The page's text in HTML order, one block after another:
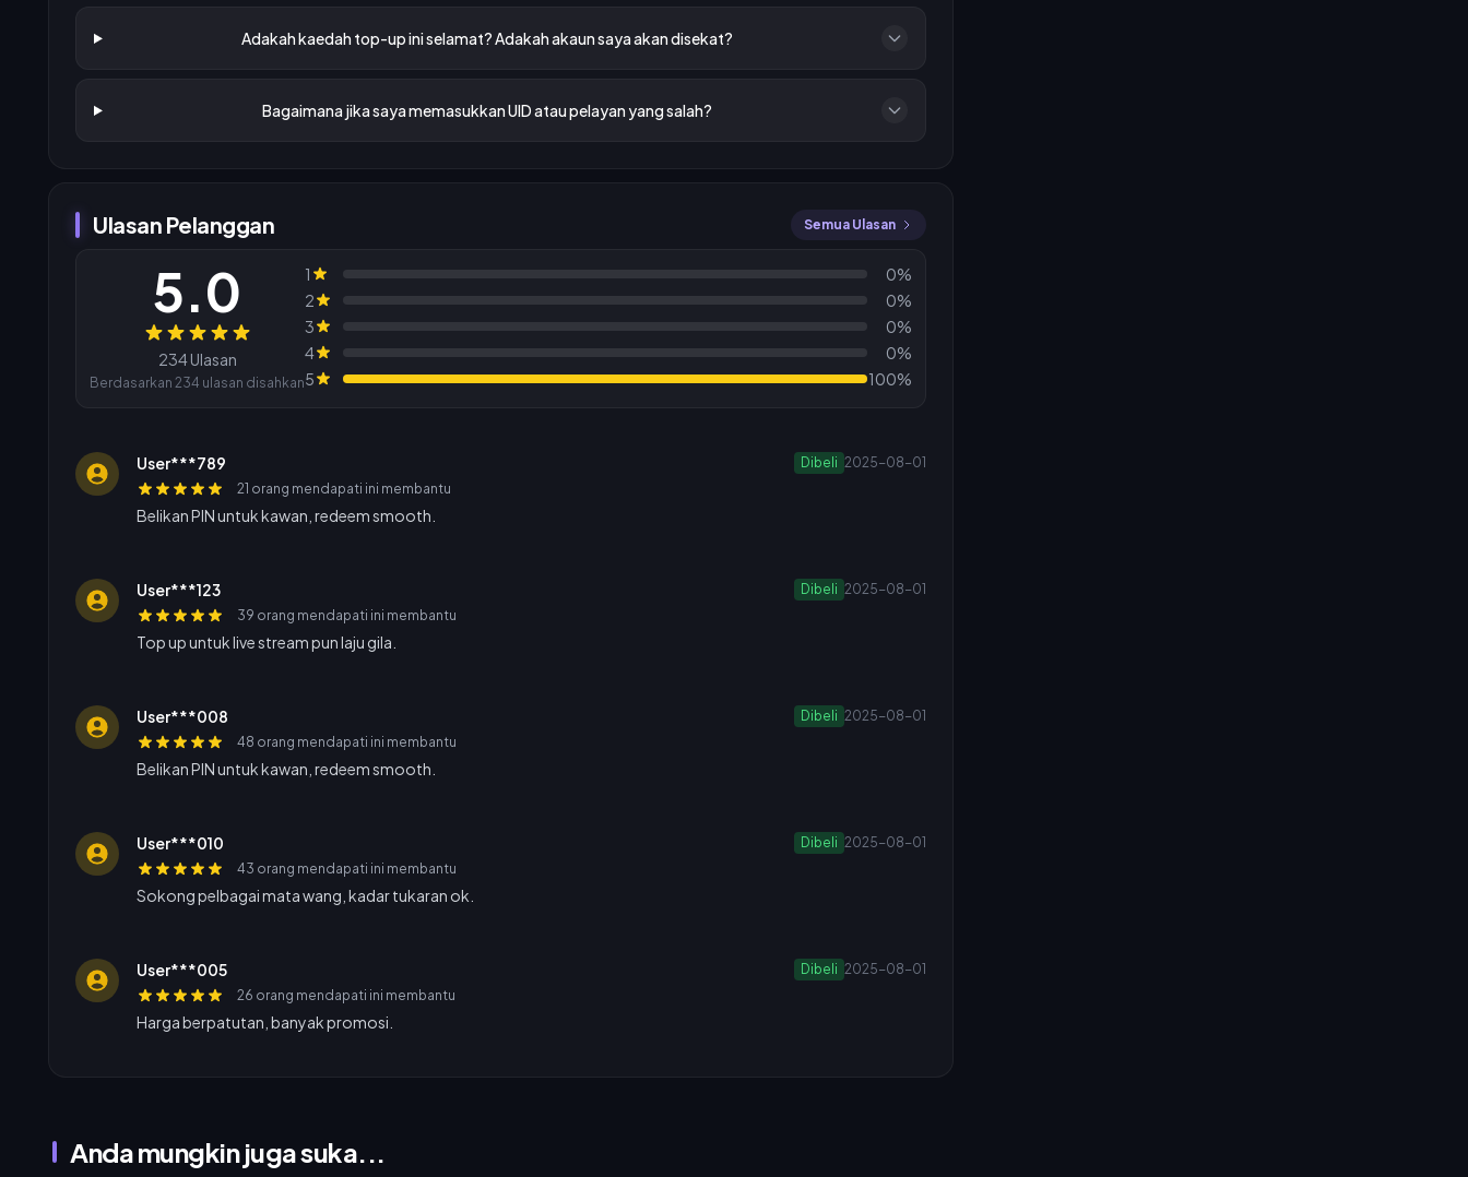
Adakah kaedah top-up ini selamat? Adakah akaun saya akan disekat?
Bagaimana jika saya memasukkan UID atau pelayan yang salah?
Ulasan Pelanggan Semua Ulasan
5.0
234 Ulasan
Berdasarkan 234 ulasan disahkan
1
0%
2
0%
3
0%
4
0%
5
100%
User***789 Dibeli 2025-08-01
21 orang mendapati ini membantu
Belikan PIN untuk kawan, redeem smooth.
User***123 Dibeli 2025-08-01
39 orang mendapati ini membantu
Top up untuk live stream pun laju gila.
User***008 Dibeli 2025-08-01
48 orang mendapati ini membantu
Belikan PIN untuk kawan, redeem smooth.
User***010 Dibeli 2025-08-01
43 orang mendapati ini membantu
Sokong pelbagai mata wang, kadar tukaran ok.
User***005 Dibeli 2025-08-01
26 orang mendapati ini membantu
Harga berpatutan, banyak promosi.
Anda mungkin juga suka...